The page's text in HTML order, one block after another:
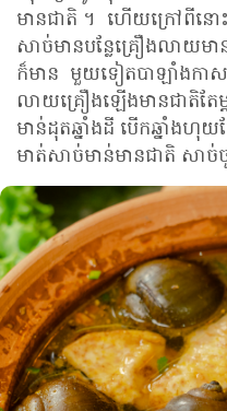
មានជាតិ ។ ហើយក្រៅពីនោ
សាច់មានបន្លែគ្រឿងលាយម
ក៏មាន មួយទៀតបាឡាំងកាស
លាយគ្រឿងឡើងមានជាតិត
មាន់ដុតឆ្នាំងដី បើកឆ្នាំងហុ
មាត់សាច់មាន់មានជាតិ សាច់